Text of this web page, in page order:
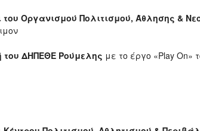
του Οργανισμού Πολιτισμού, Άθλησης &
του ΔΗΠΕΘΕ Ρούμελης με το έργο «Play On»